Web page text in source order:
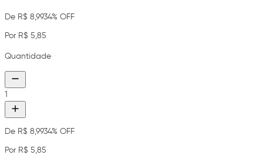
De R$ 8,9934% OFF
Por R$ 5,85
Quantidade
1
De R$ 8,9934% OFF
Por R$ 5,85